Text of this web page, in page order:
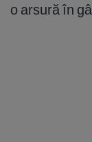
o arsură în